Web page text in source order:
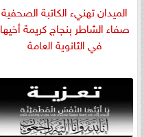
الميدان تهنيء الكاتبة الصحفية
صفاء الشاطر بنجاج كريمة أخيها
في الثانوية العامة